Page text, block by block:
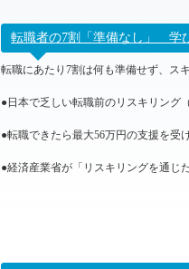
転職者の7割「準備なし」 学
転職にあたり7割は何も準備せず、ス
●日本で乏しい転職前のリスキリング
●転職できたら最大56万円の支援を受
●経済産業省が「リスキリングを通じ